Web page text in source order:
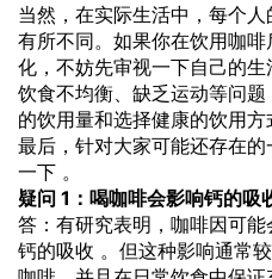
当然，在实际生活中，每个
有所不同。如果你在饮用咖
化，不妨先审视一下自己的生
饮食不均衡、缺乏运动等问
的饮用量和选择健康的饮用方
最后，针对大家可能还存在
一下 。
疑问 1：喝咖啡会影响钙的吸
答：有研究表明，咖啡因可
钙的吸收 。但这种影响通常